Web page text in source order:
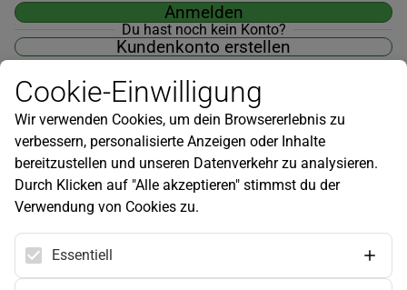
Anmelden
Du hast noch kein Konto?
Kundenkonto erstellen
Newsletter
Infos zu neuen Produkten, Gartentipps und mehr findest du in
unserem Newsletter!
Jetzt anmelden
Hilfe
Cookie-Einwilligung
Wir verwenden Cookies, um dein Browsererlebnis zu
verbessern, personalisierte Anzeigen oder Inhalte
bereitzustellen und unseren Datenverkehr zu analysieren.
Durch Klicken auf "Alle akzeptieren" stimmst du der
Verwendung von Cookies zu.
Essentiell